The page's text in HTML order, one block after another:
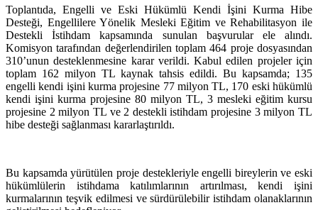
Toplantıda, Engelli ve Eski Hükümlü Kendi İşini Kurma Hibe
Desteği, Engellilere Yönelik Mesleki Eğitim ve Rehabilitasyon ile
Destekli İstihdam kapsamında sunulan başvurular ele alındı.
Komisyon tarafından değerlendirilen toplam 464 proje dosyasından
310’unun desteklenmesine karar verildi. Kabul edilen projeler için
toplam 162 milyon TL kaynak tahsis edildi. Bu kapsamda; 135
engelli kendi işini kurma projesine 77 milyon TL, 170 eski hükümlü
kendi işini kurma projesine 80 milyon TL, 3 mesleki eğitim kursu
projesine 2 milyon TL ve 2 destekli istihdam projesine 3 milyon TL
hibe desteği sağlanması kararlaştırıldı.
Bu kapsamda yürütülen proje destekleriyle engelli bireylerin ve eski
hükümlülerin istihdama katılımlarının artırılması, kendi işini
kurmalarının teşvik edilmesi ve sürdürülebilir istihdam olanaklarının